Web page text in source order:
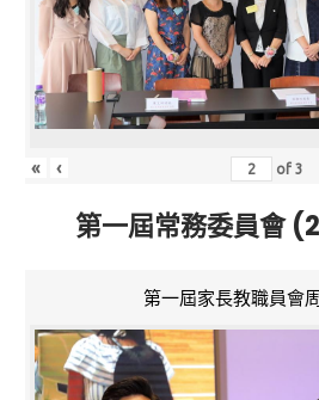
« ‹ of3
第一屆常務委員會
第一屆家長教職員會